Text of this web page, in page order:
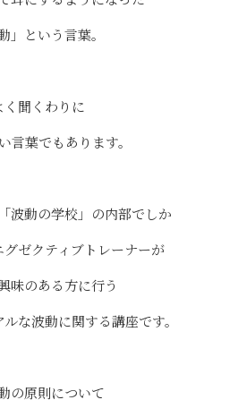
」という言葉。
く聞くわりに
言葉でもあります。
波動の学校」の内部でしか
ゼクティブトレーナーが
味のある方に行う
な波動に関する講座です。
の原則について